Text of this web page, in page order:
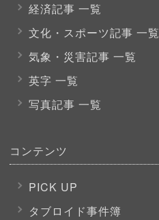
経済記事 一覧
文化・スポーツ記事 一覧
気象・災害記事 一覧
英字 一覧
写真記事 一覧
コンテンツ
PICK UP
タブロイド事件簿